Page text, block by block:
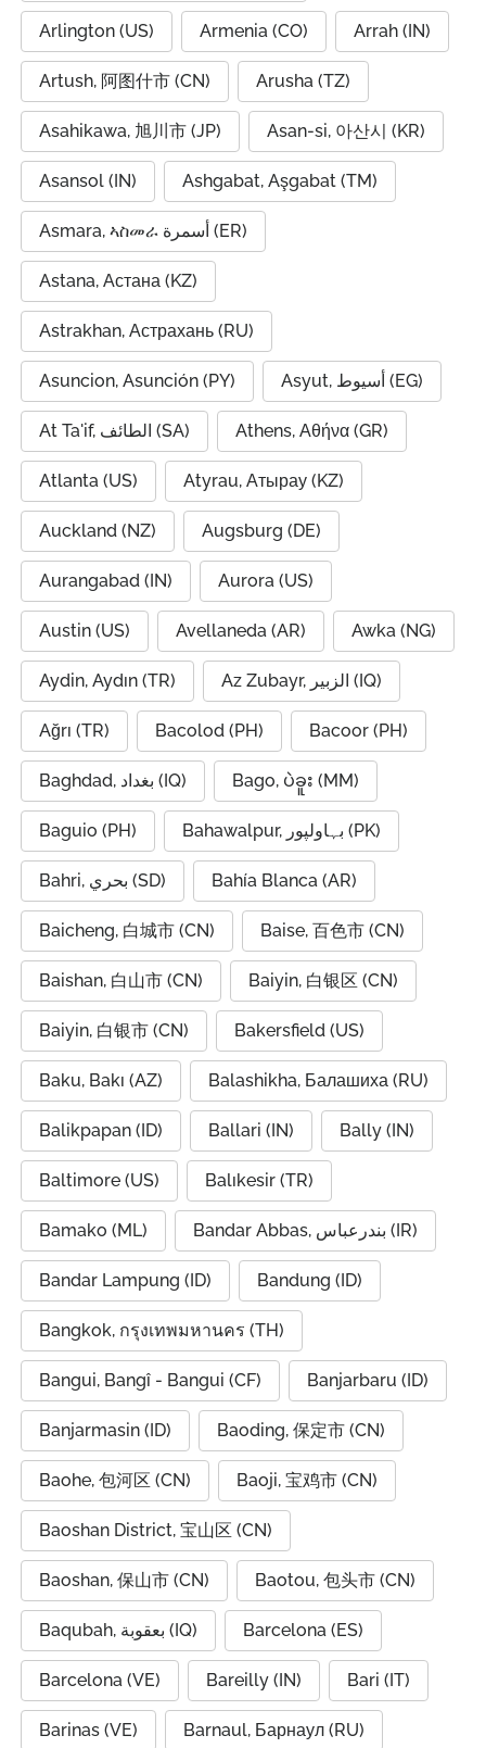
Arlington (US) Armenia (CO) Arrah (IN)
Artush, 阿图什市 (CN) Arusha (TZ)
Asahikawa, 旭川市 (JP) Asan-si, 아산시 (KR)
Asansol (IN) Ashgabat, Aşgabat (TM)
Asmara, ኣስመራ أسمرة (ER)
Astana, Астана (KZ)
Astrakhan, Астрахань (RU)
Asuncion, Asunción (PY) Asyut, أسيوط (EG)
At Ta'if, الطائف (SA) Athens, Αθήνα (GR)
Atlanta (US) Atyrau, Атырау (KZ)
Auckland (NZ) Augsburg (DE)
Aurangabad (IN) Aurora (US)
Austin (US) Avellaneda (AR) Awka (NG)
Aydin, Aydın (TR) Az Zubayr, الزبير (IQ)
Ağrı (TR) Bacolod (PH) Bacoor (PH)
Baghdad, بغداد (IQ) Bago, ပဲခူး (MM)
Baguio (PH) Bahawalpur, بہاولپور (PK)
Bahri, بحري (SD) Bahía Blanca (AR)
Baicheng, 白城市 (CN) Baise, 百色市 (CN)
Baishan, 白山市 (CN) Baiyin, 白银区 (CN)
Baiyin, 白银市 (CN) Bakersfield (US)
Baku, Bakı (AZ) Balashikha, Балашиха (RU)
Balikpapan (ID) Ballari (IN) Bally (IN)
Baltimore (US) Balıkesir (TR)
Bamako (ML) Bandar Abbas, بندرعباس (IR)
Bandar Lampung (ID) Bandung (ID)
Bangkok, กรุงเทพมหานคร (TH)
Bangui, Bangî - Bangui (CF) Banjarbaru (ID)
Banjarmasin (ID) Baoding, 保定市 (CN)
Baohe, 包河区 (CN) Baoji, 宝鸡市 (CN)
Baoshan District, 宝山区 (CN)
Baoshan, 保山市 (CN) Baotou, 包头市 (CN)
Baqubah, بعقوبة (IQ) Barcelona (ES)
Barcelona (VE) Bareilly (IN) Bari (IT)
Barinas (VE) Barnaul, Барнаул (RU)